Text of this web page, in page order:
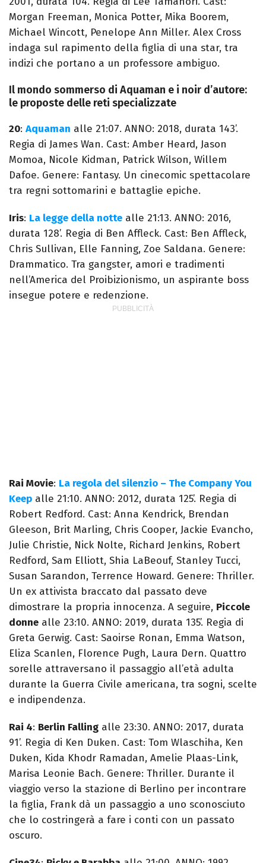
Morgan Freeman, Monica Potter, Mika Boorem,
Michael Wincott, Penelope Ann Miller. Alex Cross
indaga sul rapimento della figlia di una star, tra
indizi che portano a un professore ambiguo.
Il mondo sommerso di Aquaman e i noir d’autore:
le proposte delle reti specializzate
20: Aquaman alle 21:07. ANNO: 2018, durata 143’.
Regia di James Wan. Cast: Amber Heard, Jason
Momoa, Nicole Kidman, Patrick Wilson, Willem
Dafoe. Genere: Fantasy. Un cinecomic spettacolare
tra regni sottomarini e battaglie epiche.
Iris: La legge della notte alle 21:13. ANNO: 2016,
durata 128’. Regia di Ben Affleck. Cast: Ben Affleck,
Chris Sullivan, Elle Fanning, Zoe Saldana. Genere:
Drammatico. Tra gangster, amori e tradimenti
nell’America del Proibizionismo, un aspirante boss
insegue potere e redenzione.
Rai Movie: La regola del silenzio – The Company You
Keep alle 21:10. ANNO: 2012, durata 125’. Regia di
Robert Redford. Cast: Anna Kendrick, Brendan
Gleeson, Brit Marling, Chris Cooper, Jackie Evancho,
Julie Christie, Nick Nolte, Richard Jenkins, Robert
Redford, Sam Elliott, Shia LaBeouf, Stanley Tucci,
Susan Sarandon, Terrence Howard. Genere: Thriller.
Un ex attivista braccato dal passato deve
dimostrare la propria innocenza. A seguire, Piccole
donne alle 23:10. ANNO: 2019, durata 135’. Regia di
Greta Gerwig. Cast: Saoirse Ronan, Emma Watson,
Eliza Scanlen, Florence Pugh, Laura Dern. Quattro
sorelle attraversano il passaggio all’età adulta
durante la Guerra Civile americana, tra sogni, scelte
e indipendenza.
Rai 4: Berlin Falling alle 23:30. ANNO: 2017, durata
91’. Regia di Ken Duken. Cast: Tom Wlaschiha, Ken
Duken, Kida Khodr Ramadan, Amelie Plaas-Link,
Marisa Leonie Bach. Genere: Thriller. Durante il
viaggio verso la stazione di Berlino per incontrare
la figlia, Frank dà un passaggio a uno sconosciuto
che lo costringerà a fare i conti con un passato
oscuro.